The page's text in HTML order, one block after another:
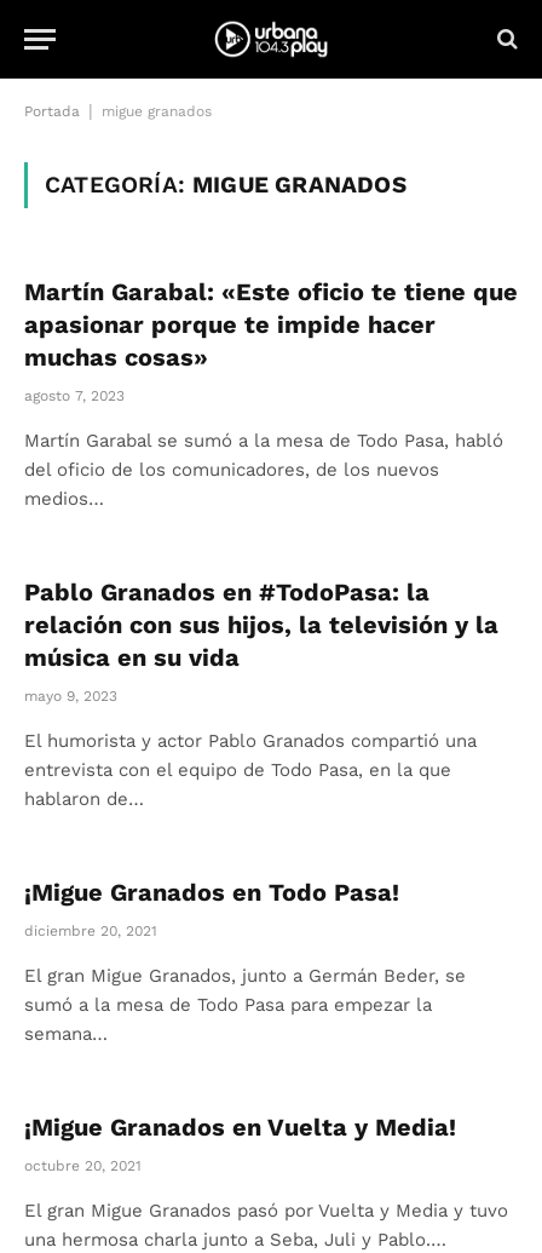
Portada migue granados
CATEGORÍA: MIGUE GRANADOS
Martín Garabal: «Este oficio te tiene que
apasionar porque te impide hacer
muchas cosas»
agosto 7, 2023
Martín Garabal se sumó a la mesa de Todo Pasa, habló
del oficio de los comunicadores, de los nuevos
medios…
Pablo Granados en #TodoPasa: la
relación con sus hijos, la televisión y la
música en su vida
mayo 9, 2023
El humorista y actor Pablo Granados compartió una
entrevista con el equipo de Todo Pasa, en la que
hablaron de…
¡Migue Granados en Todo Pasa!
diciembre 20, 2021
El gran Migue Granados, junto a Germán Beder, se
sumó a la mesa de Todo Pasa para empezar la
semana…
¡Migue Granados en Vuelta y Media!
octubre 20, 2021
El gran Migue Granados pasó por Vuelta y Media y tuvo
una hermosa charla junto a Seba, Juli y Pablo.…